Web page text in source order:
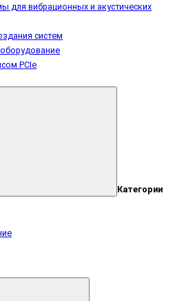
для вибрационных и акустических
систем
PCIe
Категории